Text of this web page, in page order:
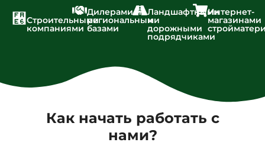
Строительными
компаниями
Дилерами и
региональными
базами
Ландшафтными
и
дорожными
подрядчиками
Интернет-
магазинами
Как начать работать с
нами?